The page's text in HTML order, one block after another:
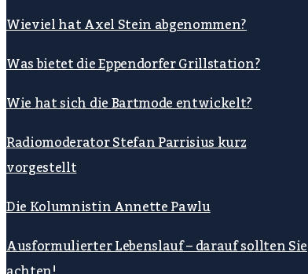
Wieviel hat Axel Stein abgenommen?
Was bietet die Eppendorfer Grillstation?
Wie hat sich die Bartmode entwickelt?
Radiomoderator Stefan Parrisius kurz
vorgestellt
Die Kolumnistin Annette Pawlu
Ausformulierter Lebenslauf – darauf sollten Sie